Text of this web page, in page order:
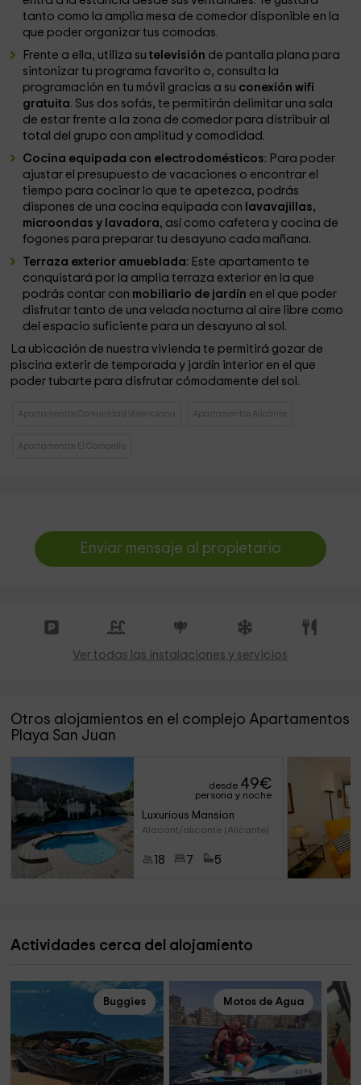
tanto como la amplia mesa de comedor disponible en la
que poder organizar tus comodas.
Frente a ella, utiliza su televisión de pantalla plana para
sintonizar tu programa favorito o, consulta la
programación en tu móvil gracias a su conexión wifi
gratuita. Sus dos sofás, te permitirán delimitar una sala
de estar frente a la zona de comedor para distribuir al
total del grupo con amplitud y comodidad.
Cocina equipada con electrodomésticos: Para poder
ajustar el presupuesto de vacaciones o encontrar el
tiempo para cocinar lo que te apetezca, podrás
dispones de una cocina equipada con lavavajillas,
microondas y lavadora, así como cafetera y cocina de
fogones para preparar tu desayuno cada mañana.
Terraza exterior amueblada: Este apartamento te
conquistará por la amplia terraza exterior en la que
podrás contar con mobiliario de jardín en el que poder
disfrutar tanto de una velada nocturna al aire libre como
del espacio suficiente para un desayuno al sol.
La ubicación de nuestra vivienda te permitirá gozar de
piscina exterir de temporada y jardín interior en el que
poder tubarte para disfrutar cómodamente del sol.
Apartamentos Comunidad Valenciana Apartamentos Alicante
Apartamentos El Campello
Enviar mensaje al propietario
Ver todas las instalaciones y servicios
Otros alojamientos en el complejo Apartamentos
Playa San Juan
desde 49€
persona y noche
Luxurious Mansion
Alacant/alicante (Alicante)
18 7 5
Actividades cerca del alojamiento
Buggies Motos de Agua